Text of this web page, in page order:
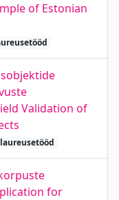
of Estonian
Validation of
for